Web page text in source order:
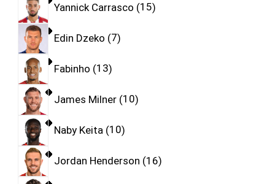
Yannick Carrasco 15
Edin Dzeko 7
Fabinho 13
James Milner 10
Naby Keita 10
Jordan Henderson 16